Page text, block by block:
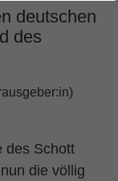
deutschen
des
des Schott
die völlig